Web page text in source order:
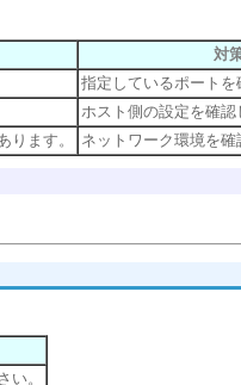
対
指定しているポートを
ホスト側の設定を確認
ります。
ネットワーク環境を確
い。